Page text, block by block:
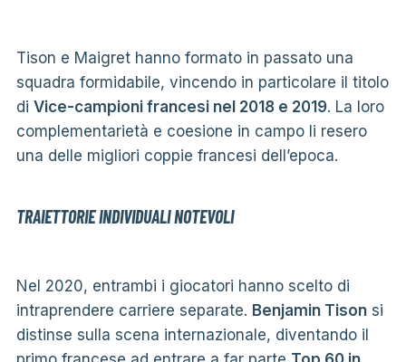
Tison e Maigret hanno formato in passato una
squadra formidabile, vincendo in particolare il titolo
di Vice-campioni francesi nel 2018 e 2019. La loro
complementarietà e coesione in campo li resero
una delle migliori coppie francesi dell’epoca.
TRAIETTORIE INDIVIDUALI NOTEVOLI
Nel 2020, entrambi i giocatori hanno scelto di
intraprendere carriere separate. Benjamin Tisonsi
distinse sulla scena internazionale, diventando il